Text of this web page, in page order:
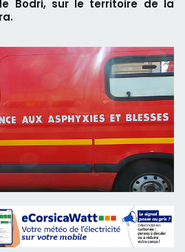
Bodri, sur le territoire de la